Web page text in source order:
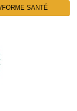
SANTÉ